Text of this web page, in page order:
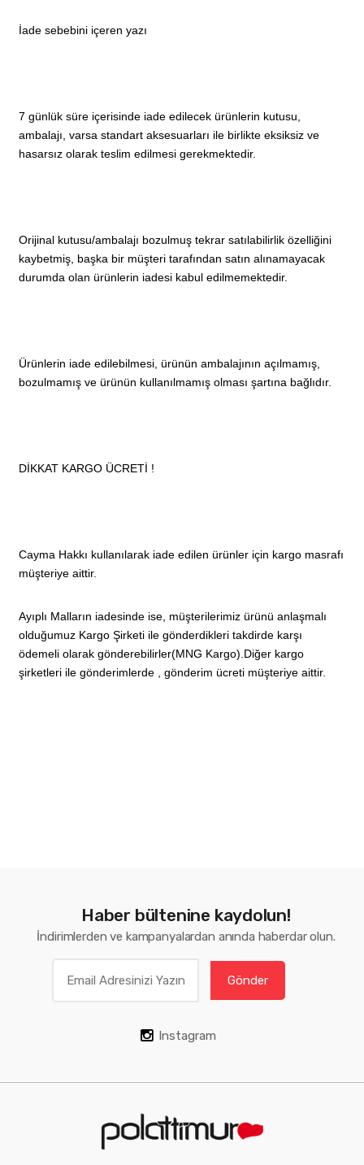
İade sebebini içeren yazı
7 günlük süre içerisinde iade edilecek ürünlerin kutusu,
ambalajı, varsa standart aksesuarları ile birlikte eksiksiz ve
hasarsız olarak teslim edilmesi gerekmektedir.
Orijinal kutusu/ambalajı bozulmuş tekrar satılabilirlik özelliğini
kaybetmiş, başka bir müşteri tarafından satın alınamayacak
durumda olan ürünlerin iadesi kabul edilmemektedir.
Ürünlerin iade edilebilmesi, ürünün ambalajının açılmamış,
bozulmamış ve ürünün kullanılmamış olması şartına bağlıdır.
DİKKAT KARGO ÜCRETİ !
Cayma Hakkı kullanılarak iade edilen ürünler için kargo masrafı
müşteriye aittir.
Ayıplı Malların iadesinde ise, müşterilerimiz ürünü anlaşmalı
olduğumuz Kargo Şirketi ile gönderdikleri takdirde karşı
ödemeli olarak gönderebilirler(MNG Kargo).Diğer kargo
şirketleri ile gönderimlerde , gönderim ücreti müşteriye aittir.
Haber bültenine kaydolun!
İndirimlerden ve kampanyalardan anında haberdar olun.
Gönder
Instagram